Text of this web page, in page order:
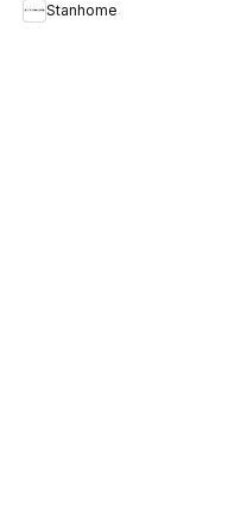
Stanhome